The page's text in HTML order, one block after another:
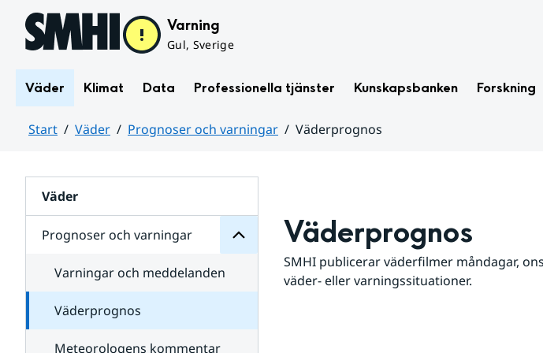
Hoppa till sidans innehåll Varning
Gul, Sverige
Väder Klimat Data Professionella tjänster Kunskapsbanken Forskning
Start Väder Prognoser och varningar
Väderprognos
Väder
Prognoser och varningar
för
varningar
Varningar och meddelanden
Väderprognos
Meteorologens kommentar
Väderprognos
SMHI publicerar väderfilmer måndagar,
väder- eller varningssituationer.